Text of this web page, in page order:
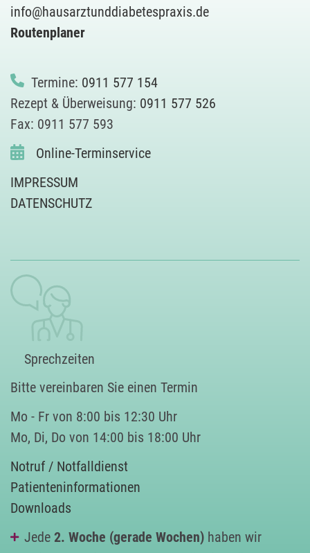
info@hausarztunddiabetespraxis.de
Routenplaner
Termine: 0911 577 154
Rezept & Überweisung: 0911 577 526
Fax: 0911 577 593
Online-Terminservice
IMPRESSUM
DATENSCHUTZ
Sprechzeiten
Bitte vereinbaren Sie einen Termin
Mo - Fr von 8:00 bis 12:30 Uhr
Mo, Di, Do von 14:00 bis 18:00 Uhr
Notruf / Notfalldienst
Patienteninformationen
Downloads
Jede 2. Woche (gerade Wochen) haben wir